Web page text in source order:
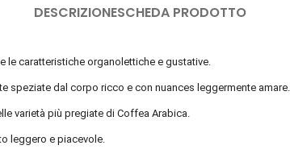
DESCRIZIONESCHEDA PRODOTTO
le caratteristiche organolettiche e gustative.
speziate dal corpo ricco e con nuances leggermente amare.
varietà più pregiate di Coffea Arabica.
leggero e piacevole.